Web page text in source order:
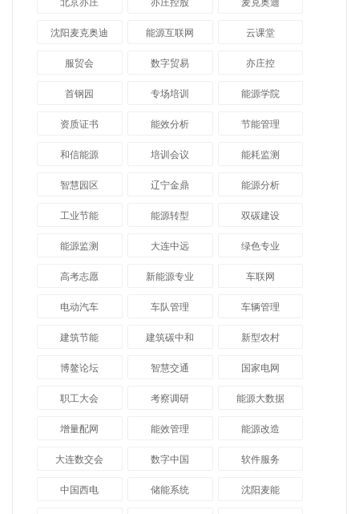
北京亦庄 亦庄控股 麦克奥迪
沈阳麦克奥迪 能源互联网 云课堂
服贸会 数字贸易 亦庄控
首钢园 专场培训 能源学院
资质证书 能效分析 节能管理
和信能源 培训会议 能耗监测
智慧园区 辽宁金鼎 能源分析
工业节能 能源转型 双碳建设
能源监测 大连中远 绿色专业
高考志愿 新能源专业 车联网
电动汽车 车队管理 车辆管理
建筑节能 建筑碳中和 新型农村
博鳌论坛 智慧交通 国家电网
职工大会 考察调研 能源大数据
增量配网 能效管理 能源改造
大连数交会 数字中国 软件服务
中国西电 储能系统 沈阳麦能